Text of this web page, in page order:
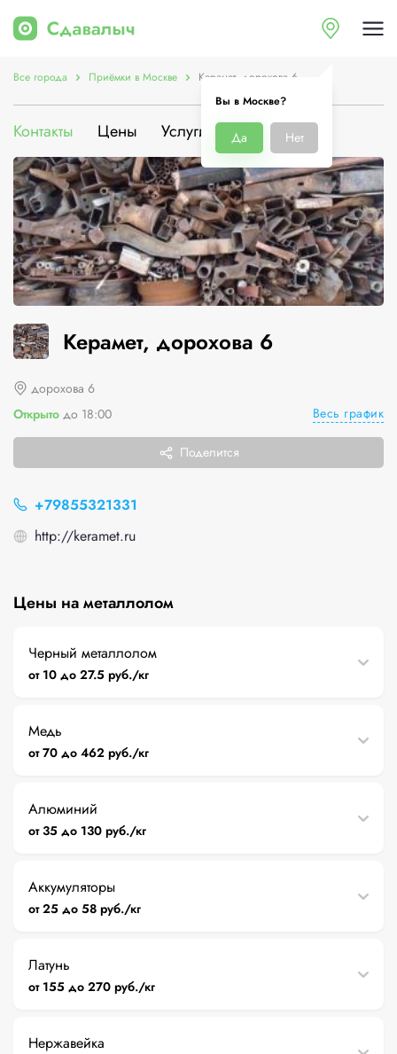
Вы в Москве?
Да Нет
Все города Приёмки в Москве Керамет, дорохова 6
Контакты Цены Услуги О компании
Керамет, дорохова 6
дорохова 6
Открыто до 18:00 Весь график
Поделится
+79855321331
http://keramet.ru
Цены на металлолом
Черный металлолом
от 10 до 27.5 руб./кг
Медь
от 70 до 462 руб./кг
Алюминий
от 35 до 130 руб./кг
Аккумуляторы
от 25 до 58 руб./кг
Латунь
от 155 до 270 руб./кг
Нержавейка